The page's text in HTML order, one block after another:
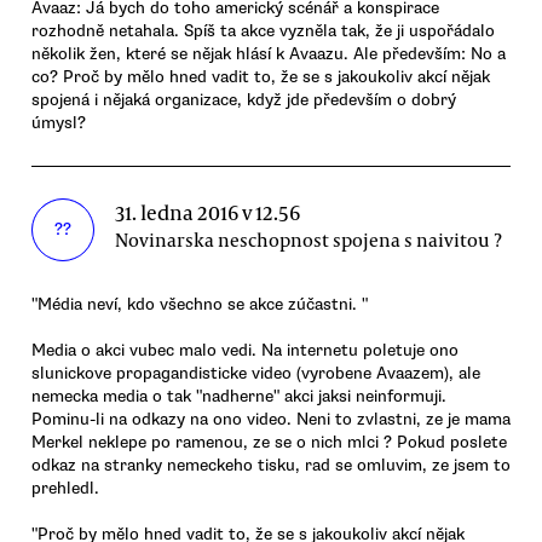
Avaaz: Já bych do toho americký scénář a konspirace
rozhodně netahala. Spíš ta akce vyzněla tak, že ji uspořádalo
několik žen, které se nějak hlásí k Avaazu. Ale především: No a
co? Proč by mělo hned vadit to, že se s jakoukoliv akcí nějak
spojená i nějaká organizace, když jde především o dobrý
úmysl?
??
31. ledna 2016 v 12.56
Novinarska neschopnost spojena s naivitou ?
"Média neví, kdo všechno se akce zúčastni. "
Media o akci vubec malo vedi. Na internetu poletuje ono
slunickove propagandisticke video (vyrobene Avaazem), ale
nemecka media o tak "nadherne" akci jaksi neinformuji.
Pominu-li na odkazy na ono video. Neni to zvlastni, ze je mama
Merkel neklepe po ramenou, ze se o nich mlci ? Pokud poslete
odkaz na stranky nemeckeho tisku, rad se omluvim, ze jsem to
prehledl.
"Proč by mělo hned vadit to, že se s jakoukoliv akcí nějak